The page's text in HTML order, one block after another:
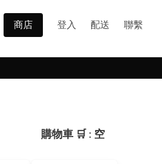
商店 登入 配送 聯繫
購物車 🛒 : 空